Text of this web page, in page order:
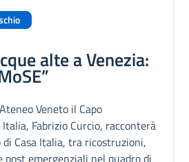
alte a Venezia:
Veneto il Capo
Fabrizio Curcio, racconterà
Casa Italia, tra ricostruzioni,
post emergenziali nel quadro di